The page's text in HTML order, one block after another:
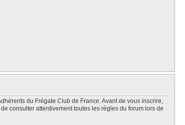
du Frégate Club de France. Avant de vous inscrire,
consulter attentivement toutes les règles du forum lors de